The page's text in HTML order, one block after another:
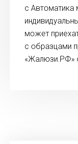
с Автоматика
может
с образцами
«Жалюзи.РФ»